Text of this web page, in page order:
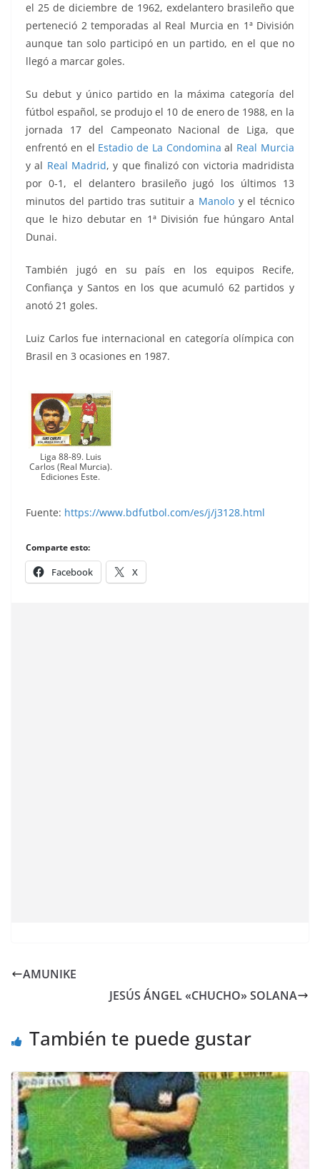
el 25 de diciembre de 1962, exdelantero brasileño que
perteneció 2 temporadas al Real Murcia en 1ª División
aunque tan solo participó en un partido, en el que no
llegó a marcar goles.
Su debut y único partido en la máxima categoría del
fútbol español, se produjo el 10 de enero de 1988, en la
jornada 17 del Campeonato Nacional de Liga, que
enfrentó en el Estadio de La Condomina al Real Murcia
y al Real Madrid, y que finalizó con victoria madridista
por 0-1, el delantero brasileño jugó los últimos 13
minutos del partido tras sutituir a Manolo y el técnico
que le hizo debutar en 1ª División fue húngaro Antal
Dunai.
También jugó en su país en los equipos Recife,
Confiança y Santos en los que acumuló 62 partidos y
anotó 21 goles.
Luiz Carlos fue internacional en categoría olímpica con
Brasil en 3 ocasiones en 1987.
Liga 88-89. Luis
Carlos (Real Murcia).
Ediciones Este.
Fuente: https://www.bdfutbol.com/es/j/j3128.html
Comparte esto:
Facebook X
AMUNIKE
JESÚS ÁNGEL «CHUCHO» SOLANA
También te puede gustar